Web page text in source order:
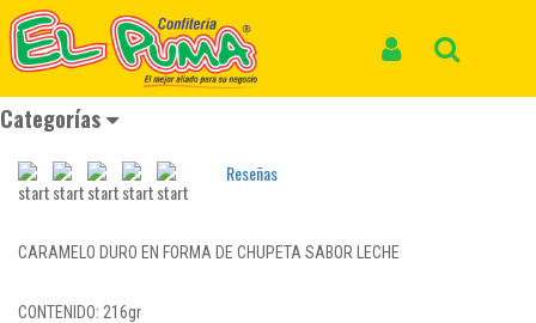
Categorías
Inicio Productos CHUPETE PIRULITO LECHE *24und *216gr
CHUPETE PIRULITO LECHE *24und
*216gr
REF: CHUPETE 065
Reseñas
CARAMELO DURO EN FORMA DE CHUPETA SABOR LECHE
CONTENIDO: 216gr